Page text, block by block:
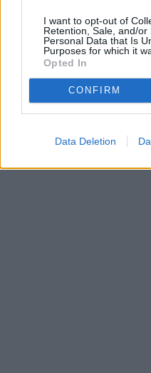
I want to opt-out of
Retention, Sale, and/or
Personal Data that Is
Purposes for which it
Opted In
CONFIRM
Data Deletion